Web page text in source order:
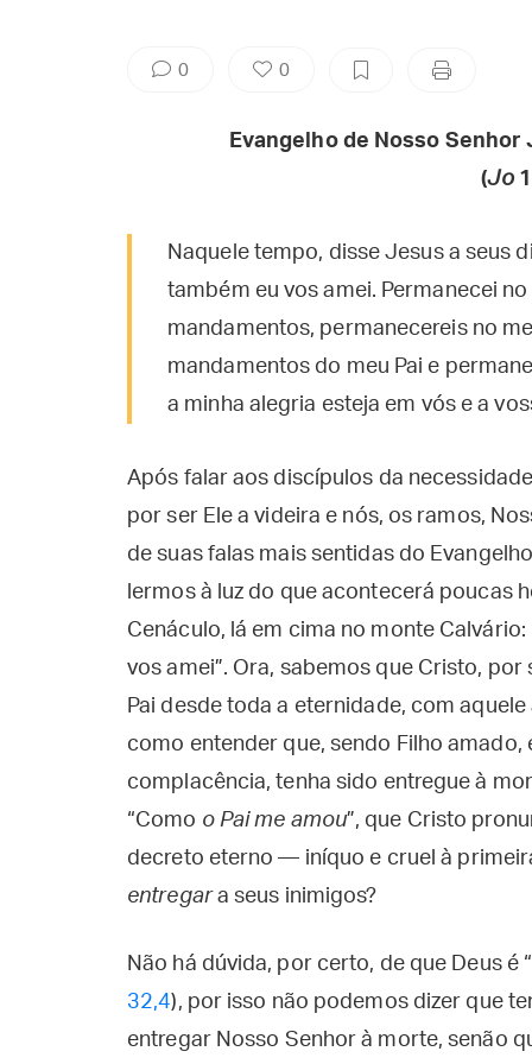
0 0
Evangelho de Nosso
(Jo
Naquele tempo, disse Jesus a seus
também eu vos amei. Permanecei
mandamentos, permanecereis no
mandamentos do meu Pai e
a minha alegria esteja em vós e a
Após falar aos discípulos da
por ser Ele a videira e nós, os ramos,
de suas falas mais sentidas do
lermos à luz do que acontecerá poucas
Cenáculo, lá em cima no monte
vos amei”. Ora, sabemos que Cristo,
Pai desde toda a eternidade, com
como entender que, sendo Filho amado,
complacência, tenha sido entregue à
“Como o Pai me amou”, que Cristo
decreto eterno — iníquo e cruel à
entregara seus inimigos?
Não há dúvida, por certo, de que Deus é
32,4), por isso não podemos dizer que
entregar Nosso Senhor à morte, senão